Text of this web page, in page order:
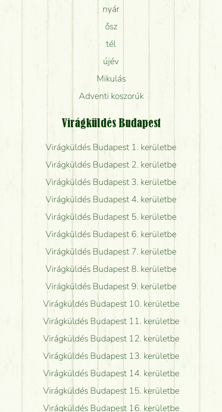
nyár
ősz
tél
újév
Mikulás
Adventi koszorúk
Virágküldés Budapest
Virágküldés Budapest 1. kerületbe
Virágküldés Budapest 2. kerületbe
Virágküldés Budapest 3. kerületbe
Virágküldés Budapest 4. kerületbe
Virágküldés Budapest 5. kerületbe
Virágküldés Budapest 6. kerületbe
Virágküldés Budapest 7. kerületbe
Virágküldés Budapest 8. kerületbe
Virágküldés Budapest 9. kerületbe
Virágküldés Budapest 10. kerületbe
Virágküldés Budapest 11. kerületbe
Virágküldés Budapest 12. kerületbe
Virágküldés Budapest 13. kerületbe
Virágküldés Budapest 14. kerületbe
Virágküldés Budapest 15. kerületbe
Virágküldés Budapest 16. kerületbe